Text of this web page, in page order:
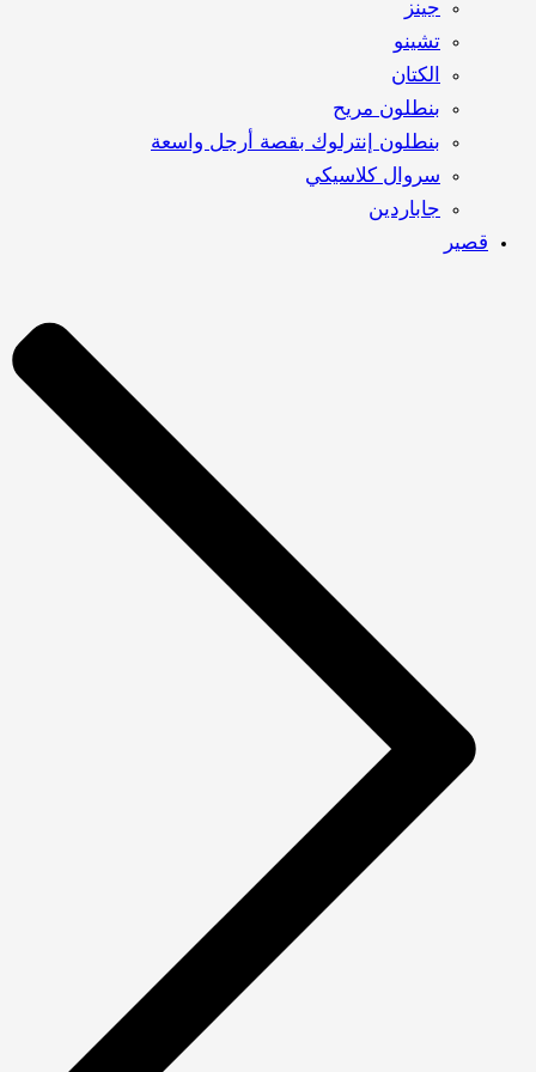
جينز
تشينو
الكتان
بنطلون مريح
بنطلون إنترلوك بقصة أرجل واسعة
سروال كلاسيكي
جاباردين
قصير